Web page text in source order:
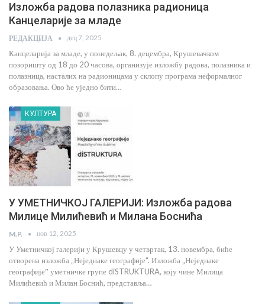
Изложба радова полазника радионица
Канцеларије за младе
РЕДАКЦИЈА дец 7, 2025
Канцеларија за младе, у понедељак, 8. децембра, Крушевачком
позоришту од 18 до 20 часова, организује изложбу радова, полазника и
полазница, насталих на радионицама у склопу програма неформалног
образовања. Ово ће уједно бити…
КУЛТУРА
У УМЕТНИЧКОЈ ГАЛЕРИЈИ: Изложба радова
Милице Милићевић и Милана Боснића
M.P. нов 12, 2025
У Уметничкој галерији у Крушевцу у четвртак, 13. новембра, биће
отворена изложба „Неједнаке географије“. Изложба „Неједнаке
географијеˮ уметничке групе diSTRUKTURA, коју чине Милица
Милићевић и Милан Боснић, представља…